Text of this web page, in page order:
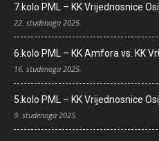
7.kolo PML – KK Vrijednosnice
22. studenoga 2025.
6.kolo PML – KK Amfora vs. KK
16. studenoga 2025.
5.kolo PML – KK Vrijednosnice
9. studenoga 2025.